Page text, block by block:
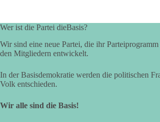
unterstützt drei Prozent, die Union lehnt ab.
✅ dieBasis NRW steht für gleiche Chancen,
Schwarmintelligenz und einen Bundestag, der den
dürfen etablierte Macht nicht schützen.
🟩🟩🟦🟦🟥🟥🟧🟧
🤝 Jetzt Mitglied werden:
Wer ist die Partei dieBasis?
Wir sind eine neue Partei, die ihr
den Mitgliedern entwickelt.
In der Basisdemokratie werden die politischen
Volk entschieden.
Wir alle sind die Basis!